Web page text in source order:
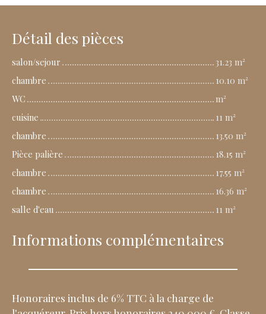
Détail des pièces
salon/sejour
31.23 m²
chambre
10.10 m²
WC
m²
cuisine
11 m²
chambre
13.50 m²
Pièce palière
18.15 m²
chambre
17.55 m²
chambre
16.36 m²
salle d'eau
11 m²
Informations complémentaires
Honoraires inclus de 6% TTC à la charge de